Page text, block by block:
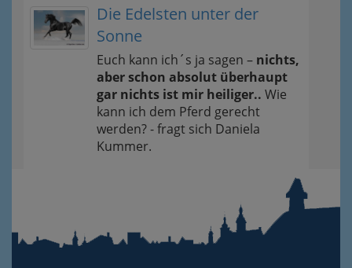
Die Edelsten unter der
Sonne
Euch kann ich´s ja sagen – nichts,
aber schon absolut überhaupt
gar nichts ist mir heiliger.. Wie
kann ich dem Pferd gerecht
werden? - fragt sich Daniela
Kummer.